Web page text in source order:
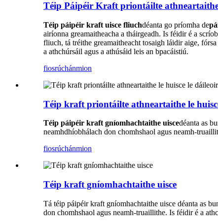
Téip Páipéir Kraft priontáilte
Téip páipéir kraft uisce fliuchdéanta go príomha de
airíonna greamaitheacha a tháirgeadh. Is féidir é a
fliuch, tá tréithe greamaitheacht tosaigh láidir aige,
a athchúrsáil agus a athúsáid leis an bpacáistiú.
fiosrúchánmion
Téip kraft priontáilte athneartaithe le
Téip páipéir kraft gníomhachtaithe uiscedéanta as
neamhdhíobhálach don chomhshaol agus neamh-
fiosrúchánmion
Téip kraft gníomhachtaithe uisce
Tá téip páipéir kraft gníomhachtaithe uisce déanta as
don chomhshaol agus neamh-truaillithe. Is féidir é a